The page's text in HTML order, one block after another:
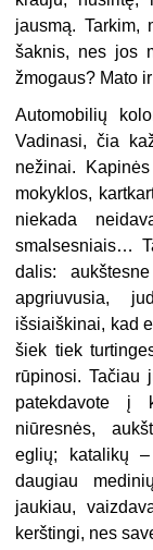
jausmą. Tarkim,
šaknis, nes jos
žmogaus? Mato
Automobilių
Vadinasi, čia
nežinai.
mokyklos,
niekada
smalsesniais…
dalis:
apgriuvusia,
išsiaiškinai, kad
šiek tiek
rūpinosi. Tačiau
patekdavote į
niūresnės,
eglių; katalikų
daugiau
jaukiau,
kerštingi, nes